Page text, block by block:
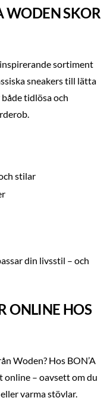
WODEN SKOR
inspirerande sortiment
sneakers till lätta
tidlösa och
stilar
din livsstil – och
ONLINE HOS
Woden? Hos BON’A
online – oavsett om du
varma stövlar.